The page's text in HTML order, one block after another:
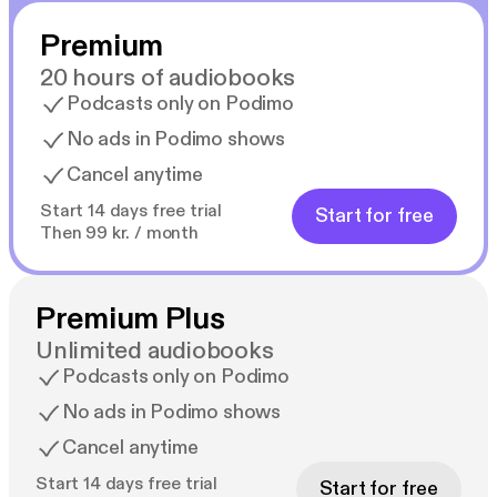
minua kiinni... Mutta onko Roger todella se, joka
sanoo olevansa? Vai onko henkeni nyt vaarassa?
”En muista, milloin viimeksi olisin ollut näin
koukussa... Luin sen yhdellä istumalla.” –
Bookworm86
pääset loppuun... Mahtavaa.” – Blue Moon Blogger
”Valvoin aamukolmeen asti saadakseni kirjan luettua,
koska minun oli vain saatava tietää, mitä siinä
tapahtui! Onpa hieno sarja. Rakastin sitä!!” –
@bookscoffeemorebooks
Premium
20 hours of audiobooks
Podcasts only on Podimo
No ads in Podimo shows
Cancel anytime
Start 14 days free trial
Then 99 kr. / month
Start for free
Premium Plus
Unlimited audiobooks
Podcasts only on Podimo
No ads in Podimo shows
Cancel anytime
Start 14 days free trial
Start for free